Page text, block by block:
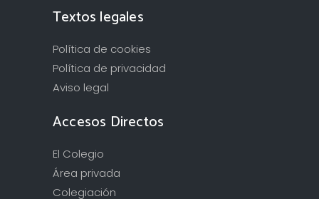
Textos legales
Política de cookies
Política de privacidad
Aviso legal
Accesos Directos
El Colegio
Área privada
Colegiación